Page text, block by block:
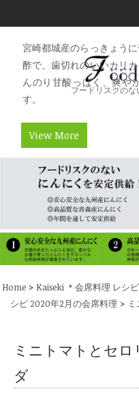
フードリスクの
Home > Kaiseki ＊会席料理 レシ
シピ 2020年2月の会席料理 >
ミニトマトとセ
ダ
宮崎都城産のらっきょう
酢で、歯切れのいいカリ
んのり甘酸っぱく、爽や
す。
View More